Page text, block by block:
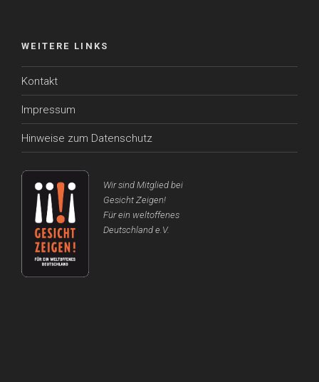
WEITERE LINKS
Kontakt
Impressum
Hinweise zum Datenschutz
Wir sind Mitglied bei
Gesicht Zeigen!
Für ein weltoffenes
Deutschland e.V.